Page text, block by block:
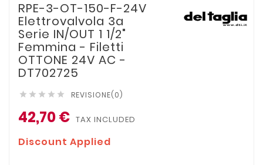
RPE-3-OT-150-F-24V
Elettrovalvola 3a
Serie IN/OUT 1 1/2"
Femmina - Filetti
OTTONE 24V AC -
DT702725
     REVISIONE(0)
42,70 € TAX INCLUDED
Discount Applied